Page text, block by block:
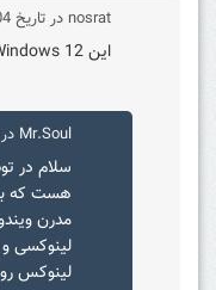
nosrat در تاریخ 1404\/09\/16 :
این Windows 12 نسخه بتا هست؟
Mr.Soul در
سلام در
هست که
مدرن
لینوکسی
لینوکس